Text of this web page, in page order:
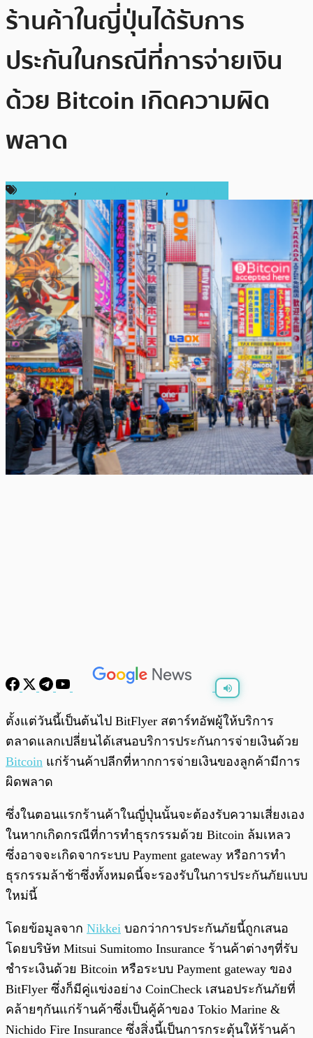
ร้านค้าในญี่ปุ่นได้รับการ
ประกันในกรณีที่การจ่ายเงิน
ด้วย Bitcoin เกิดความผิด
พลาด
, ,
พร้อมเล่น 0:00
ตั้งแต่วันนี้เป็นต้นไป BitFlyer สตาร์ทอัพผู้ให้บริการ
ตลาดแลกเปลี่ยนได้เสนอบริการประกันการจ่ายเงินด้วย
Bitcoin แก่ร้านค้าปลีกที่หากการจ่ายเงินของลูกค้ามีการ
ผิดพลาด
ซึ่งในตอนแรกร้านค้าในญี่ปุ่นนั้นจะต้องรับความเสี่ยงเอง
ในหากเกิดกรณีที่การทำธุรกรรมด้วย Bitcoin ล้มเหลว
ซึ่งอาจจะเกิดจากระบบ Payment gateway หรือการทำ
ธุรกรรมล้าช้าซึ่งทั้งหมดนี้จะรองรับในการประกันภัยแบบ
ใหม่นี้
โดยข้อมูลจาก Nikkei บอกว่าการประกันภัยนี้ถูกเสนอ
โดยบริษัท Mitsui Sumitomo Insurance ร้านค้าต่างๆที่รับ
ชำระเงินด้วย Bitcoin หรือระบบ Payment gateway ของ
BitFlyer ซึ่งก็มีคู่เเข่งอย่าง CoinCheck เสนอประกันภัยที่
คล้ายๆกันแก่ร้านค้าซึ่งเป็นคู้ค้าของ Tokio Marine &
Nichido Fire Insurance ซึ่งสิ่งนี้เป็นการกระตุ้นให้ร้านค้า